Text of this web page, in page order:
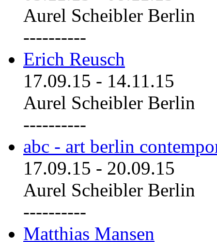
Aurel Scheibler Berlin
----------
Erich Reusch
17.09.15 - 14.11.15
Aurel Scheibler Berlin
----------
abc - art berlin
17.09.15 - 20.09.15
Aurel Scheibler Berlin
----------
Matthias Mansen